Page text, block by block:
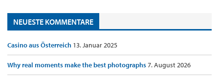
NEUESTE KOMMENTARE
Casino aus Österreich 13. Januar 2025
Why real moments make the best photographs7. August 2026